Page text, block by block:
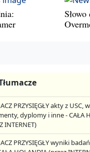
PRZYSIĘGŁY akty z USC,
dyplomy i inne - CAŁA
INTERNET)
PRZYSIĘGŁY wyniki